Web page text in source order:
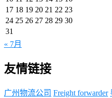
17 18 19 20 21 22 23
24 25 26 27 28 29 30
31
« 7月
友情链接
广州物流公司 Freight forwarder